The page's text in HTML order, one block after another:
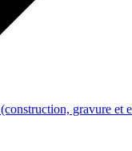
(construction, gravure et